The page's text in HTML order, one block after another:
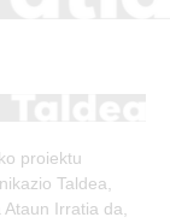
proiektu
Taldea,
Irratia da,